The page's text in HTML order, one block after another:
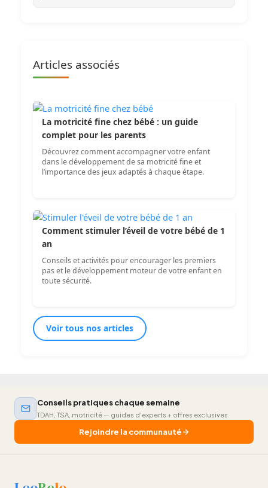
Articles associés
La motricité fine chez bébé : un guide
complet pour les parents
Découvrez comment accompagner votre enfant
dans le développement de sa motricité fine et
l’importance des jeux adaptés à chaque étape.
Comment stimuler l’éveil de votre bébé de 1
an
Conseils et activités pour encourager les premiers
pas et le développement moteur de votre enfant en
toute sécurité.
Voir tous nos articles
Conseils pratiques chaque semaine
TDAH, TSA, motricité — guides d'experts + offres exclusives
Rejoindre la communauté